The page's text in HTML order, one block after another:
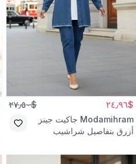
$٢٤٫٩٦ $٢٧٫٥٠
Modamihram جاكيت جينز
أزرق بتفاصيل شراشيب